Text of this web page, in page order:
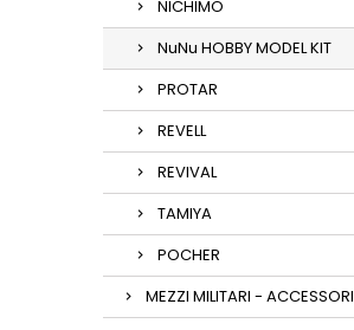
NICHIMO
NuNu HOBBY MODEL KIT
PROTAR
REVELL
REVIVAL
TAMIYA
POCHER
MEZZI MILITARI - ACCESSORI